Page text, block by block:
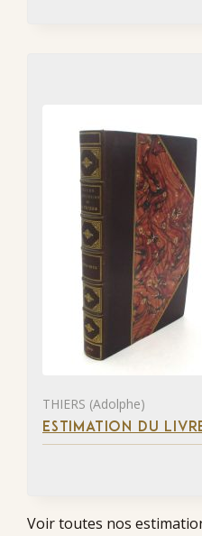
THIERS (Adolphe)
ESTIMATION DU
Voir toutes nos